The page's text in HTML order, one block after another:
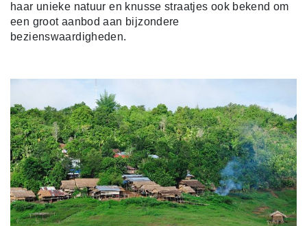
haar unieke natuur en knusse straatjes ook bekend om
een groot aanbod aan bijzondere
bezienswaardigheden.